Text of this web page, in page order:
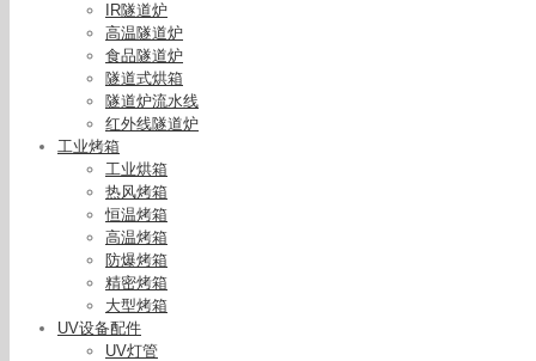
IR隧道炉
高温隧道炉
食品隧道炉
隧道式烘箱
隧道炉流水线
红外线隧道炉
工业烤箱
工业烘箱
热风烤箱
恒温烤箱
高温烤箱
防爆烤箱
精密烤箱
大型烤箱
UV设备配件
UV灯管